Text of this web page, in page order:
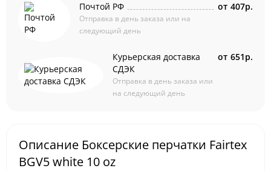
Почтой РФ
Отправка в день заказа или на
следующий день
от 407р.
Курьерская доставка
СДЭК
Отправка в день заказа или
на следующий день
от 651р.
Описание Боксерские перчатки Fairtex
BGV5 white 10 oz